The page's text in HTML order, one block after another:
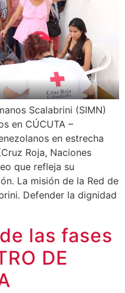
Scalabrini (SIMN)
en CÚCUTA –
en estrecha
Roja, Naciones
que refleja su
La misión de la Red de
Defender la dignidad
las fases
DE